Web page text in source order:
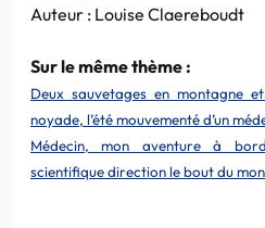
Auteur : Louise Claereboudt
Sur le même thème :
Deux sauvetages en montagne
noyade, l’été mouvementé d’un
Médecin, mon aventure à
scientifique direction le bout du